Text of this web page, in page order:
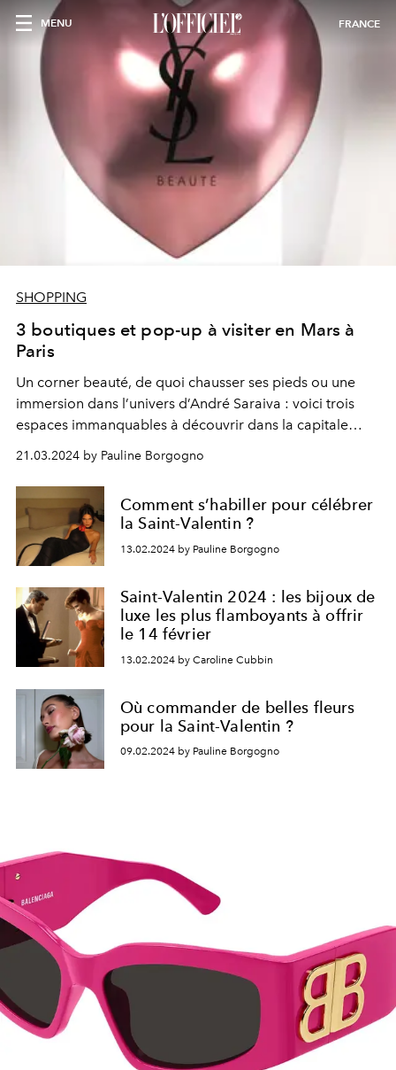
MENU FRANCE
SHOPPING
3 boutiques et pop-up à visiter en Mars à
Paris
Un corner beauté, de quoi chausser ses pieds ou une
immersion dans l’univers d’André Saraiva : voici trois
espaces immanquables à découvrir dans la capitale
avant la fin du mois.
21.03.2024 by Pauline Borgogno
Comment s’habiller pour célébrer
la Saint-Valentin ?
13.02.2024 by Pauline Borgogno
Saint-Valentin 2024 : les bijoux de
luxe les plus flamboyants à offrir
le 14 février
13.02.2024 by Caroline Cubbin
Où commander de belles fleurs
pour la Saint-Valentin ?
09.02.2024 by Pauline Borgogno